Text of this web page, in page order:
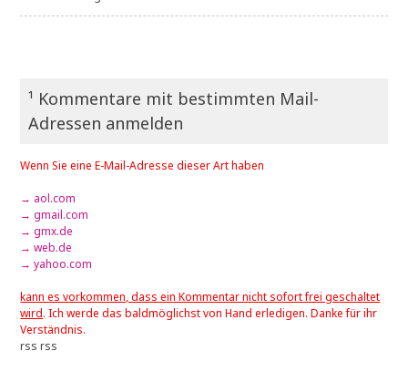
¹ Kommentare mit bestimmten Mail-
Adressen anmelden
Wenn Sie eine E-Mail-Adresse dieser Art haben
→ aol.com
→ gmail.com
→ gmx.de
→ web.de
→ yahoo.com
kann es vorkommen, dass ein Kommentar nicht sofort frei geschaltet
wird. Ich werde das baldmöglichst von Hand erledigen. Danke für ihr
Verständnis.
rss rss